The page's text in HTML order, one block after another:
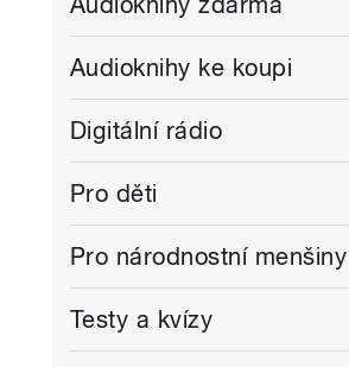
Audioknihy ke koupi
Digitální rádio
Pro děti
Pro národnostní menšiny
Testy a kvízy